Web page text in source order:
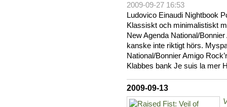
2009-09-27 16:53
Ludovico Einaudi Nightbook
Klassiskt och minimalistiskt
New Agenda National/
kanske inte riktigt hörs.
National/Bonnier Amigo
Klabbes bank Je suis la mer
2009-09-13